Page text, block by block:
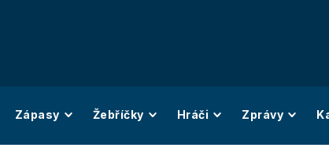
Zápasy Žebříčky Hráči Zprávy